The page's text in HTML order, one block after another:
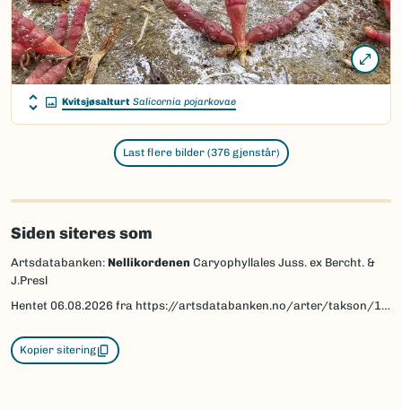
Kvitsjøsalturt Salicornia pojarkovae
Last flere bilder (376 gjenstår)
Siden siteres som
Artsdatabanken: Nellikordenen Caryophyllales Juss. ex Bercht. &
J.Presl
Hentet 06.08.2026 fra https://artsdatabanken.no/arter/takson/113499
Kopier sitering